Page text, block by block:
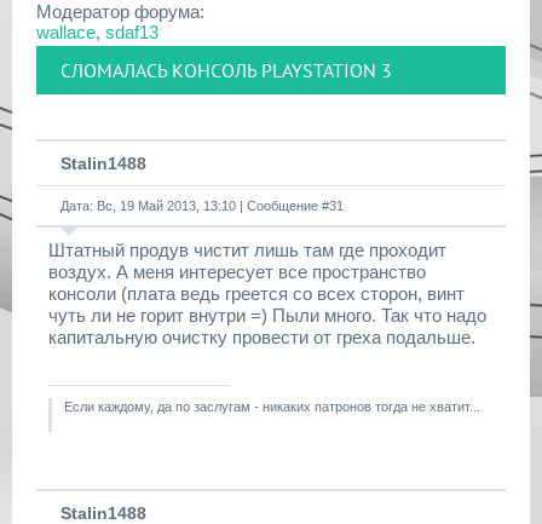
Модератор форума:
wallace, sdaf13
СЛОМАЛАСЬ КОНСОЛЬ PLAYSTATION 3
Stalin1488
Дата: Вс, 19 Май 2013, 13:10 | Сообщение #31
Штатный продув чистит лишь там где проходит
воздух. А меня интересует все пространство
консоли (плата ведь греется со всех сторон, винт
чуть ли не горит внутри =) Пыли много. Так что надо
капитальную очистку провести от греха подальше.
Если каждому, да по заслугам - никаких патронов тогда не хватит...
Stalin1488